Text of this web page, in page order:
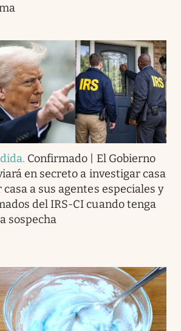
. Confirmado | El Gobierno
en secreto a investigar casa
casa a sus agentes especiales y
del IRS-CI cuando tenga
sospecha